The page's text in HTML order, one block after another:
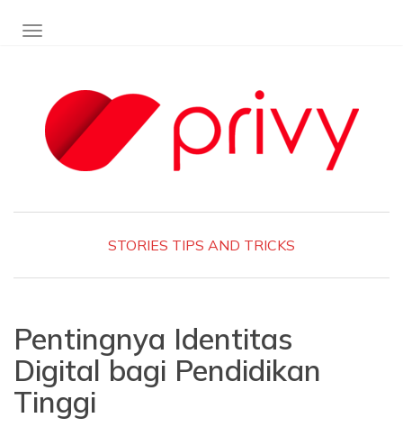
TOGGLE NAVIGATION
STORIES TIPS AND TRICKS
Pentingnya Identitas
Digital bagi Pendidikan
Tinggi